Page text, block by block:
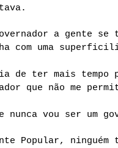
a gente
com uma
de ter mais tempo
que não me
nunca vou ser um
Popular, ninguém